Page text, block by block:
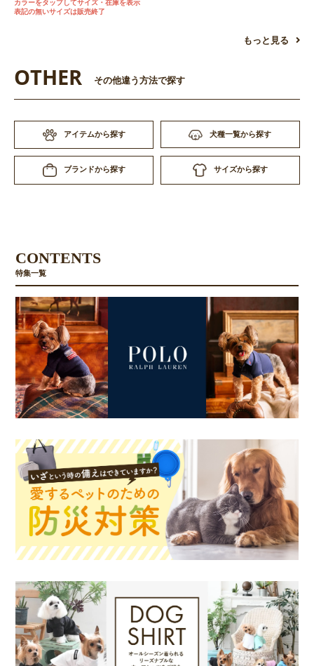
カラーをタップしてサイズ・在庫を表示
表記の無いサイズは販売終了
もっと見る
お買い物を続ける カートへ進む
OTHER その他違う方法で探す
アイテムから探す 犬種一覧から探す
ブランドから探す サイズから探す
CONTENTS
特集一覧